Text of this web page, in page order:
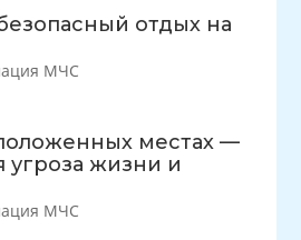
отдых на
МЧС
местах —
угроза жизни и
МЧС